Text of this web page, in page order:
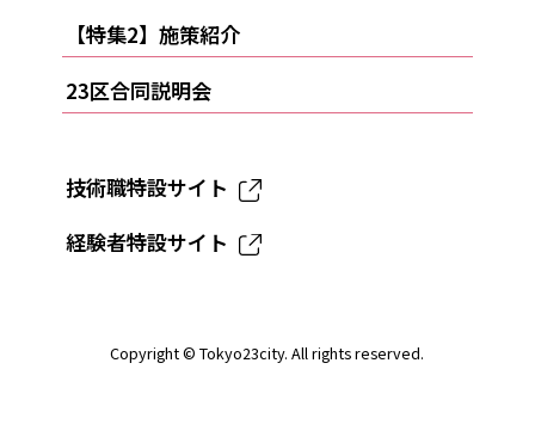
【特集2】施策紹介
23区合同説明会
技術職特設サイト
経験者特設サイト
Copyright ©Tokyo23city. All rights reserved.